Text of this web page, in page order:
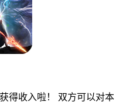
收入啦！ 双方可以对本